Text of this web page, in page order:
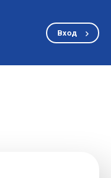
Вход